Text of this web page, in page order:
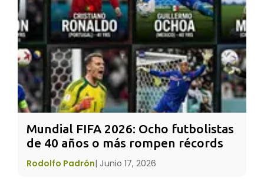
comparación con otras que encienden las
alarmas en el colectivo humano. Como lo
demuestran las siguientes estadísticas:
* Aproximadamente más de 200 millones de
niñasy mujeres en todo el mundo han sufrido
algún tipo de mutilación genital.
* 1 de cada 5niñasha contraído matrimonio
antes de los 18 años de edad.
Mundial FIFA 2026: Ocho futbolistas
de 40 años o más rompen récords
Rodolfo Padrón| Junio 17, 2026